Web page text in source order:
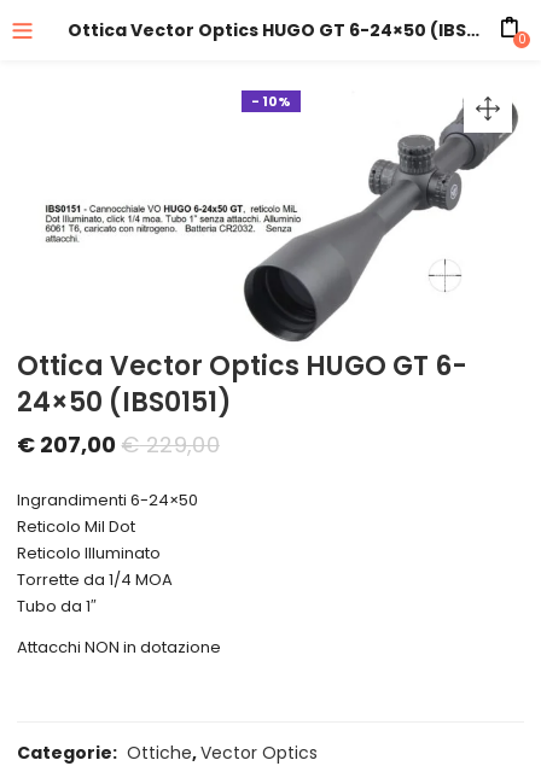
Ottica Vector Optics HUGO GT 6-24×50 (IBS0151) 0
- 10%
Ottica Vector Optics HUGO GT 6-
24×50 (IBS0151)
€ 207,00Il
attuale
è:
€ 207,00.
€229,00Il
Ingrandimenti 6-24×50
Reticolo Mil Dot
Reticolo Illuminato
Torrette da 1/4 MOA
Tubo da 1″
Attacchi NON in dotazione
Categorie: Ottiche,Vector Optics